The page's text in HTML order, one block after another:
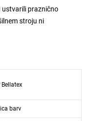
ustvarili praznično
stroju ni
Bellatex
barv